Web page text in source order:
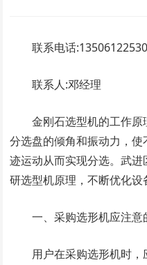
联系电话:13506122530
联系人:邓经理
金刚石选型机的工作
分选盘的倾角和振动力，
迹运动从而实现分选。武
研选型机原理，不断优化设
一、采购选形机应注意
用户在采购选形机时